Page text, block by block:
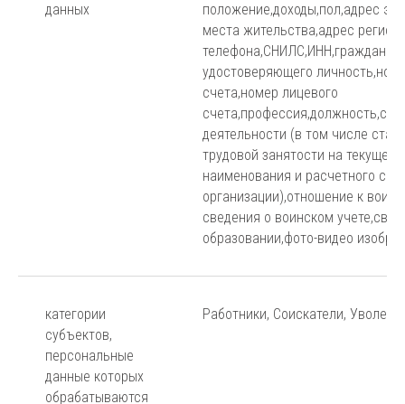
данных
положение,доходы,пол,адрес
места жительства,адрес
удостоверяющего
счета,номер лицевого
деятельности (в том числе
трудовой занятости на текущее
наименования и расчетного
организации),отношение к
сведения о воинском
образовании,фото-видео
категории
субъектов,
персональные
данные которых
обрабатываются
Работники, Соискатели,